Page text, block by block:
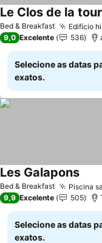
Bed & Breakfast Edifício
Le Clos de la tour
9,0 Excelente 536
Selecione as datas
exatos.
Bed & Breakfast Piscina
Les GalaponsVer
9,9 Excelente 505
Selecione as datas
exatos.